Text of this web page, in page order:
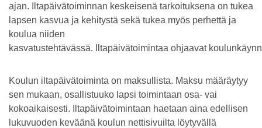
ajan. Iltapäivätoiminnan keskeisenä tarkoituksena on tukea
lapsen kasvua ja kehitystä sekä tukea myös perhettä ja
koulua niiden
kasvatustehtävässä. Iltapäivätoimintaa ohjaavat
Koulun iltapäivätoiminta on maksullista. Maksu määräytyy
sen mukaan, osallistuuko lapsi toimintaan osa- vai
kokoaikaisesti. Iltapäivätoimintaan haetaan aina edellisen
lukuvuoden keväänä koulun nettisivuilta löytyvällä